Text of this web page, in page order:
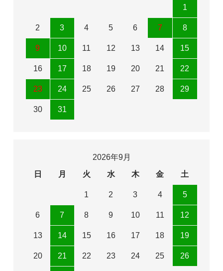
1
2 3 4 5 6 7 8
9 10 11 12 13 14 15
16 17 18 19 20 21 22
23 24 25 26 27 28 29
30 31
2026年9月
日
月 火 水 木 金 土
1 2 3 4 5
6 7 8 9 10 11 12
13 14 15 16 17 18 19
20 21 22 23 24 25 26